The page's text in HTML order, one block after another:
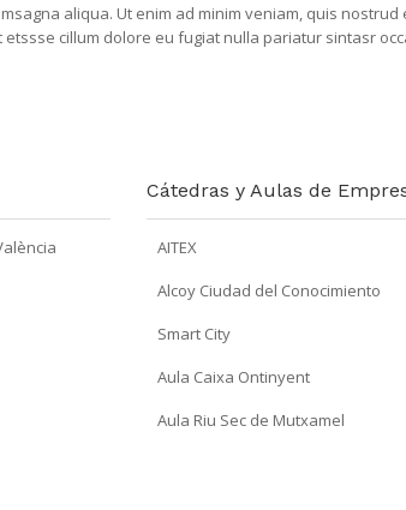
aliqua. Ut enim ad minim veniam, quis
cillum dolore eu fugiat nulla pariatur sintasr
Cátedras y Aulas de
AITEX
Alcoy Ciudad del Conocimiento
Smart City
Aula Caixa Ontinyent
Aula Riu Sec de Mutxamel